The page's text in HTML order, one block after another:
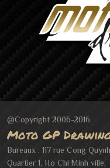
@Copyright 2006-2016
Moto GP
Bureaux : 117 rue Cong
Quartier 1, Ho Chi Minh ville,